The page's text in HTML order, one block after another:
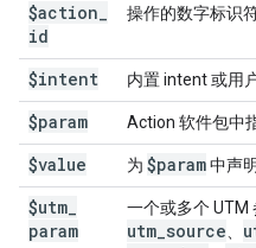
$action
id
操作的数字标识符
$intent 内置 intent 或用
$param Action 软件包中
$value 为 $param中声
$utm
param
一个或多个 UTM
utm source